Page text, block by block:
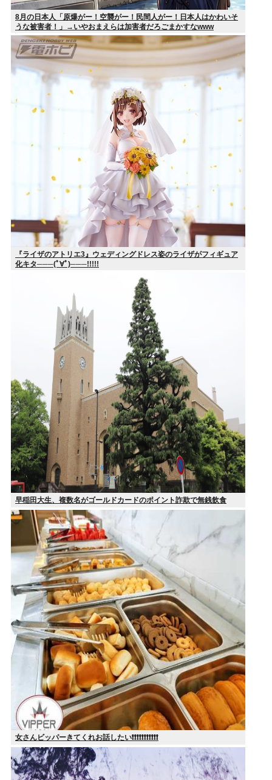
8月の日本人「原爆がー！空襲がー！民間人がー！日本人はかわいそ
うな被害者！」→いやおまえらは加害者だろごまかすなwww
『ライザのアトリエ3』ウェディングドレス姿のライザがフィギュア
化キタ───(ﾟ∀ﾟ)───!!!!!
早稲田大生、複数名がゴールドカードのポイント詐欺で無銭飲食
女さんビッパーきてくれお話したい❗❗❗❗❗❗❗❗❗❗❗